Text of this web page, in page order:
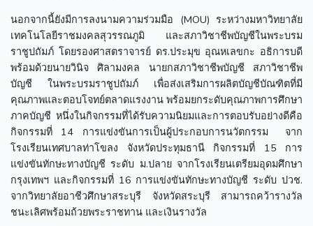
นอกจากนี้ยังมีการลงนามความร่วมมือ (MOU) ระหว่างมหาวิทยาลัย
เทคโนโลยีราชมงคลสุวรรณภูมิ และสภาวิชาชีพบัญชีในพระบรม
ราชูปถัมภ์ โดยรองศาสตราจารย์ ดร.ประมุข อุณหเลขกะ อธิการบดี
พร้อมด้วยนายวินิจ ศิลามงคล นายกสภาวิชาชีพบัญชี สภาวิชาชีพ
บัญชี ในพระบรมราชูปถัมภ์ เพื่อส่งเสริมการผลิตบัญชีบัณฑิตที่มี
คุณภาพและตอบโจทย์ตลาดแรงงาน พร้อมยกระดับคุณภาพการศึกษา
ภาคบัญชี หนึ่งในกิจกรรมที่ได้รับความนิยมและการตอบรับอย่างดีคือ
กิจกรรมที่ 14 การแข่งขันการเป็นผู้ประกอบการนวัตกรรม จาก
โรงเรียนเทศบาลท่าโขลง จังหวัดประทุมธานี กิจกรรมที่ 15 การ
แข่งขันทักษะทางบัญชี ระดับ ม.ปลาย จากโรงเรียนเตรียมอุดมศึกษา
กรุงเทพฯ และกิจกรรมที่ 16 การแข่งขันทักษะทางบัญชี ระดับ ปวช.
จากวิทยาลัยอาชีวศึกษาสระบุรี จังหวัดสระบุรี สามารถคว้ารางวัล
ชนะเลิศพร้อมถ้วยพระราชทาน และเงินรางวัล